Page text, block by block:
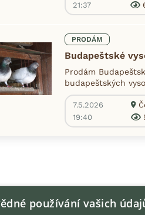
21:37
PRODÁM
Budapeštské
Prodám
budapeštských
7.5.2026
19:40
používání vašich